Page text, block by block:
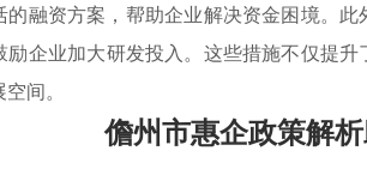
的融资方案，帮助企业解决资金困境。
励企业加大研发投入。这些措施不仅提
间。
儋州市惠企政策解